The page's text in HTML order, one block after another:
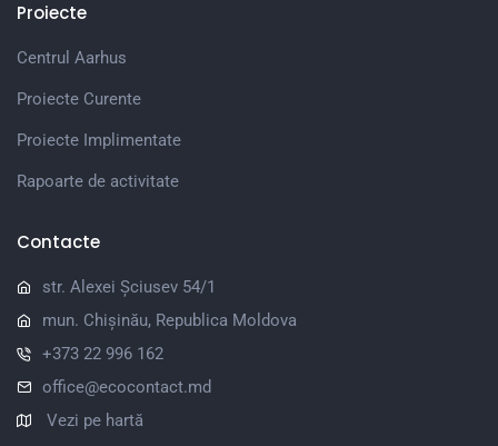
Proiecte
Centrul Aarhus
Proiecte Curente
Proiecte Implimentate
Rapoarte de activitate
Contacte
str. Alexei Șciusev 54/1
mun. Chișinău, Republica Moldova
+373 22 996 162
office@ecocontact.md
Vezi pe hartă